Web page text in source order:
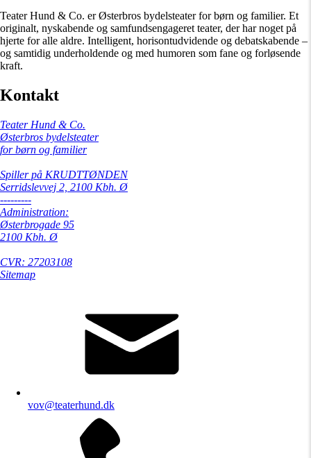
Teater Hund & Co. er Østerbros bydelsteater for børn og familier. Et
originalt, nyskabende og samfundsengageret teater, der har noget på
hjerte for alle aldre. Intelligent, horisontudvidende og debatskabende –
og samtidig underholdende og med humoren som fane og forløsende
kraft.
Kontakt
Teater Hund & Co.
Østerbros bydelsteater
for børn og familier
Spiller på KRUDTTØNDEN
Serridslevvej 2, 2100 Kbh. Ø
---------
Administration:
Østerbrogade 95
2100 Kbh. Ø
CVR: 27203108
Sitemap
vov@teaterhund.dk